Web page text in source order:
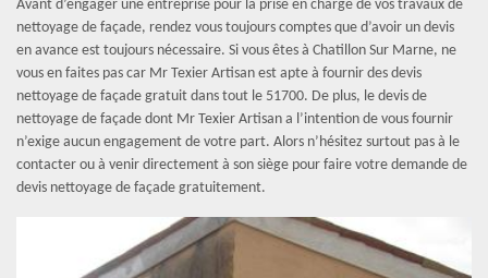
Avant d’engager une entreprise pour la prise en charge de vos travaux de
nettoyage de façade, rendez vous toujours comptes que d’avoir un devis
en avance est toujours nécessaire. Si vous êtes à Chatillon Sur Marne, ne
vous en faites pas car Mr Texier Artisan est apte à fournir des devis
nettoyage de façade gratuit dans tout le 51700. De plus, le devis de
nettoyage de façade dont Mr Texier Artisan a l’intention de vous fournir
n’exige aucun engagement de votre part. Alors n’hésitez surtout pas à le
contacter ou à venir directement à son siège pour faire votre demande de
devis nettoyage de façade gratuitement.